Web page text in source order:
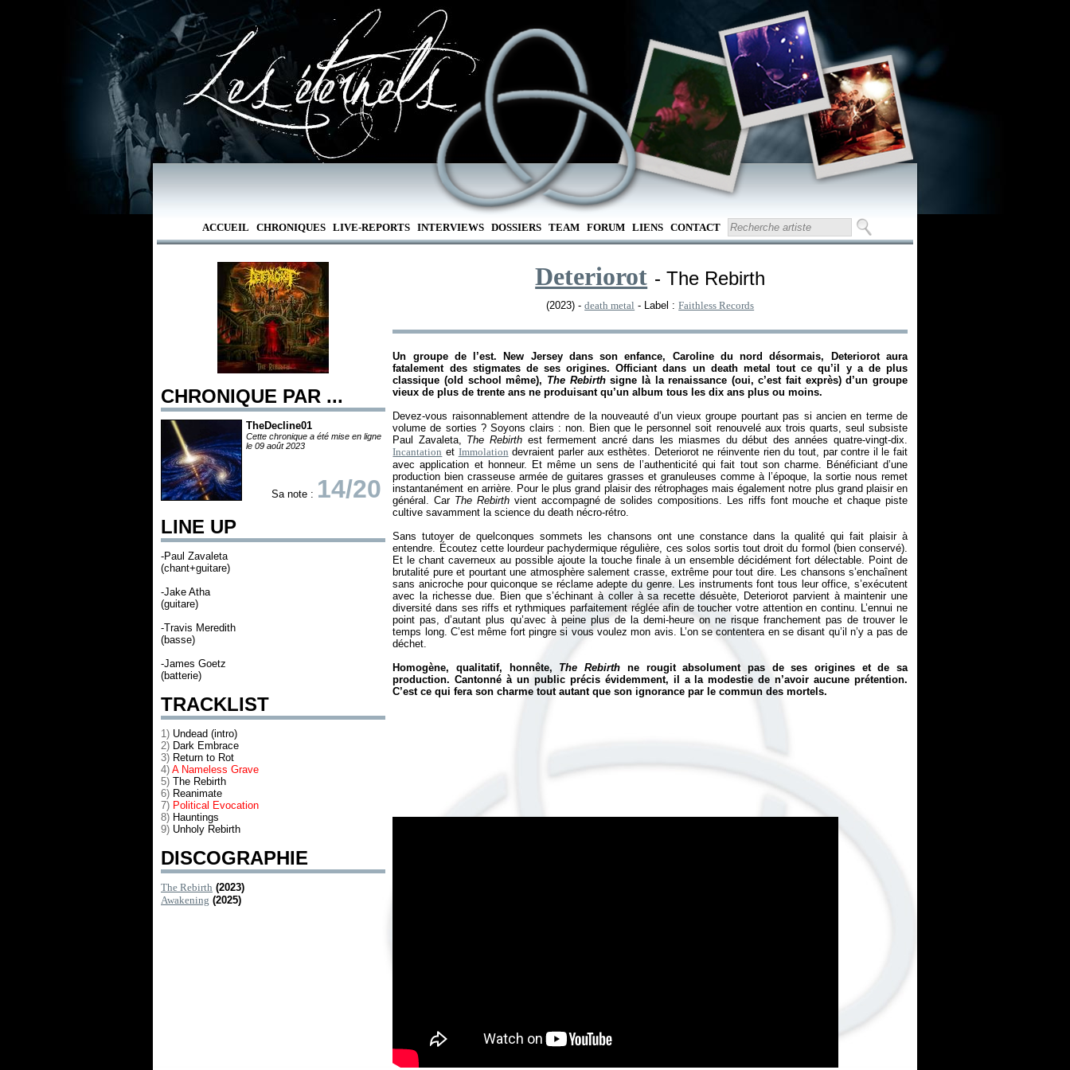
ACCUEIL CHRONIQUES LIVE-REPORTS INTERVIEWS DOSSIERS TEAM FORUM LIENS CONTACT
CHRONIQUE PAR ...
TheDecline01
Cette chronique a été mise en ligne
le 09 août 2023
Sa note : 14/20
LINE UP
-Paul Zavaleta
(chant+guitare)
-Jake Atha
(guitare)
-Travis Meredith
(basse)
-James Goetz
(batterie)
TRACKLIST
1) Undead (intro)
2) Dark Embrace
3) Return to Rot
4) A Nameless Grave
5) The Rebirth
6) Reanimate
7) Political Evocation
8) Hauntings
9) Unholy Rebirth
DISCOGRAPHIE
The Rebirth (2023)
Awakening (2025)
Deteriorot - The Rebirth
(2023) -death metal - Label :Faithless Records
Un groupe de l’est. New Jersey dans son enfance, Caroline du nord désormais, Deteriorot aura
fatalement des stigmates de ses origines. Officiant dans un death metal tout ce qu’il y a de plus
classique (old school même), The Rebirthsigne là la renaissance (oui, c’est fait exprès) d’un groupe
vieux de plus de trente ans ne produisant qu’un album tous les dix ans plus ou moins.
Devez-vous raisonnablement attendre de la nouveauté d’un vieux groupe pourtant pas si ancien en terme de
volume de sorties ? Soyons clairs : non. Bien que le personnel soit renouvelé aux trois quarts, seul subsiste
Paul Zavaleta, The Rebirth est fermement ancré dans les miasmes du début des années quatre-vingt-dix.
Incantation et Immolation devraient parler aux esthètes. Deteriorot ne réinvente rien du tout, par contre il le fait
avec application et honneur. Et même un sens de l’authenticité qui fait tout son charme. Bénéficiant d’une
production bien crasseuse armée de guitares grasses et granuleuses comme à l’époque, la sortie nous remet
instantanément en arrière. Pour le plus grand plaisir des rétrophages mais également notre plus grand plaisir en
général. Car The Rebirthvient accompagné de solides compositions. Les riffs font mouche et chaque piste
cultive savamment la science du death nécro-rétro.
Sans tutoyer de quelconques sommets les chansons ont une constance dans la qualité qui fait plaisir à
entendre. Écoutez cette lourdeur pachydermique régulière, ces solos sortis tout droit du formol (bien conservé).
Et le chant caverneux au possible ajoute la touche finale à un ensemble décidément fort délectable. Point de
brutalité pure et pourtant une atmosphère salement crasse, extrême pour tout dire. Les chansons s’enchaînent
sans anicroche pour quiconque se réclame adepte du genre. Les instruments font tous leur office, s’exécutent
avec la richesse due. Bien que s’échinant à coller à sa recette désuète, Deteriorot parvient à maintenir une
diversité dans ses riffs et rythmiques parfaitement réglée afin de toucher votre attention en continu. L’ennui ne
point pas, d’autant plus qu’avec à peine plus de la demi-heure on ne risque franchement pas de trouver le
temps long. C’est même fort pingre si vous voulez mon avis. L’on se contentera en se disant qu’il n’y a pas de
déchet.
Homogène, qualitatif, honnête, The Rebirth ne rougit absolument pas de ses origines et de sa
production. Cantonné à un public précis évidemment, il a la modestie de n’avoir aucune prétention.
C’est ce qui fera son charme tout autant que son ignorance par le commun des mortels.